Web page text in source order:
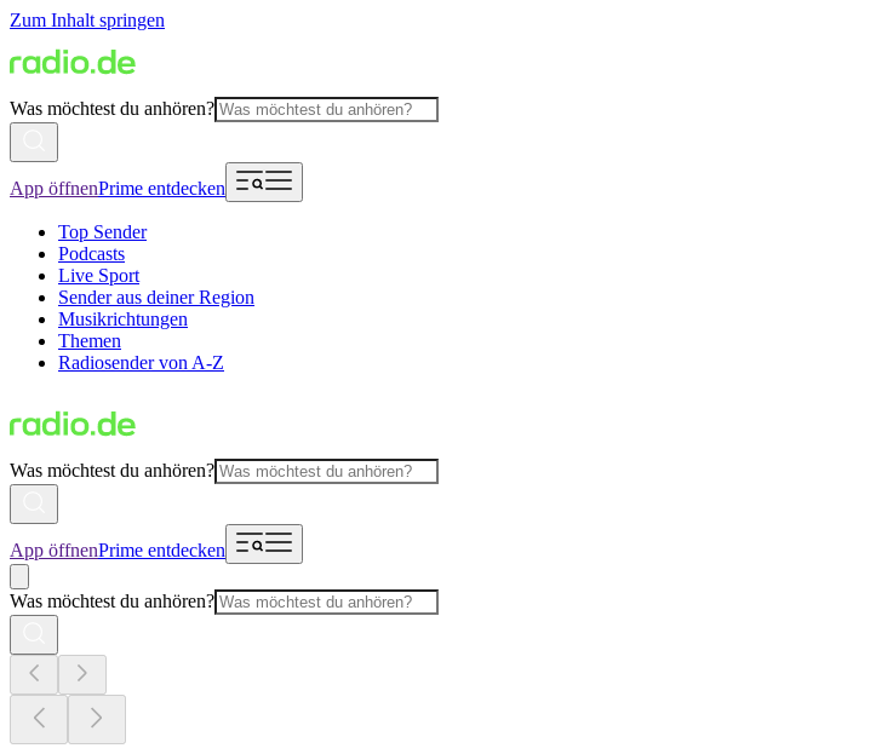
Zum Inhalt springen
Was möchtest du anhören?
App öffnenPrime entdecken
Top Sender
Podcasts
Live Sport
Sender aus deiner Region
Musikrichtungen
Themen
Radiosender von A-Z
Was möchtest du anhören?
App öffnenPrime entdecken
Was möchtest du anhören?